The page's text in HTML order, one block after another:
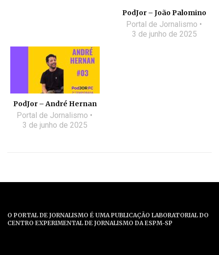
PodJor – João Palomino
Portal de Jornalismo
3 de junho de 2025
PodJor – André Hernan
Portal de Jornalismo
3 de junho de 2025
O PORTAL DE JORNALISMO É UMA PUBLICAÇÃO LABORATORIAL DO
CENTRO EXPERIMENTAL DE JORNALISMO DA ESPM-SP